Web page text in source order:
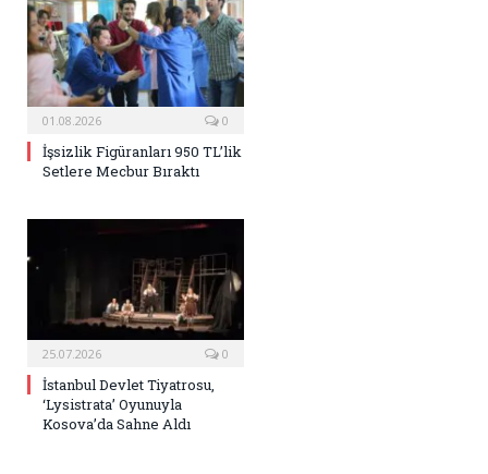
01.08.2026 0
İşsizlik Figüranları 950 TL’lik
Setlere Mecbur Bıraktı
25.07.2026 0
İstanbul Devlet Tiyatrosu,
‘Lysistrata’ Oyunuyla
Kosova’da Sahne Aldı